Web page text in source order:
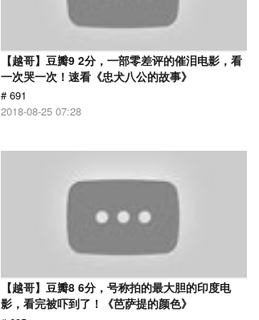
【越哥】豆瓣9 2分，一部零差评的催泪电影，看
一次哭一次！速看《忠犬八公的故事》
# 691
2018-08-25 07:28
【越哥】豆瓣8 6分，号称拍的最大胆的印度电
影，看完被吓到了！《芭萨提的颜色》